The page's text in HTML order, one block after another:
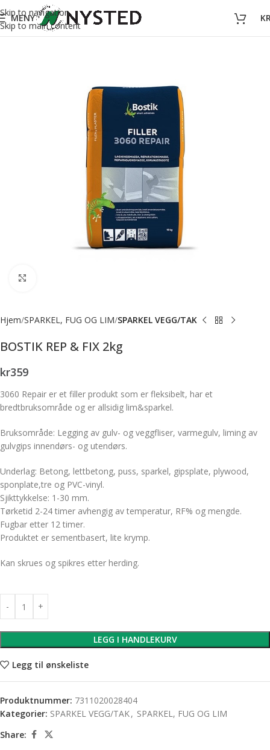
Skip to navigation
Skip to main content
MENY
Hjem SPARKEL, FUG OG LIM SPARKEL VEGG/TAK
BOSTIK REP & FIX 2kg
kr359
3060 Repair er et filler produkt som er fleksibelt, har et
bredtbruksområde og er allsidig lim&sparkel.
Bruksområde: Legging av gulv- og veggfliser, varmegulv, liming av
gulvgips innendørs- og utendørs.
Underlag: Betong, lettbetong, puss, sparkel, gipsplate, plywood,
sponplate,tre og PVC-vinyl.
Sjikttykkelse: 1-30 mm.
Tørketid 2-24 timer avhengig av temperatur, RF% og mengde.
Fugbar etter 12 timer.
Produktet er sementbasert, lite krymp.
Kan skrues og spikres etter herding.
LEGG I HANDLEKURV
Legg til ønskeliste
Produktnummer: 7311020028404
Kategorier: SPARKEL VEGG/TAK, SPARKEL, FUG OG LIM
Share: